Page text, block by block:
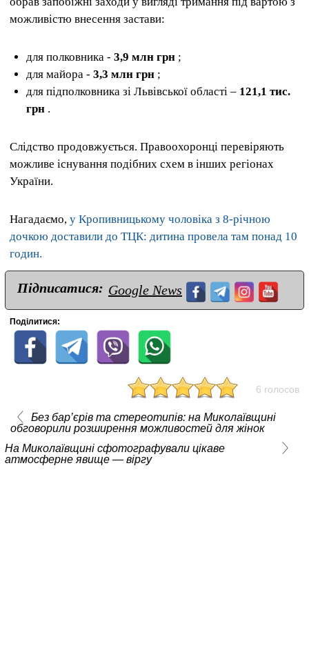
можливістю внесення застави:
для полковника - 3,9 млн грн ;
для майора - 3,3 млн грн ;
для підполковника зі Львівської області – 121,1 тис.
грн .
Слідство продовжується. Правоохоронці перевіряють
можливе існування подібних схем в інших регіонах
України.
Нагадаємо, у Кропивницькому чоловіка з 8-річною
дочкою доставили до ТЦК: дитина провела там понад 10
годин.
Підписатися: Google News
Поділитися:
6 голосов
Без бар’єрів та стереотипів: на Миколаївщині
обговорили розширення можливостей для жінок
На Миколаївщині сфотографували цікаве
атмосферне явище — віргу